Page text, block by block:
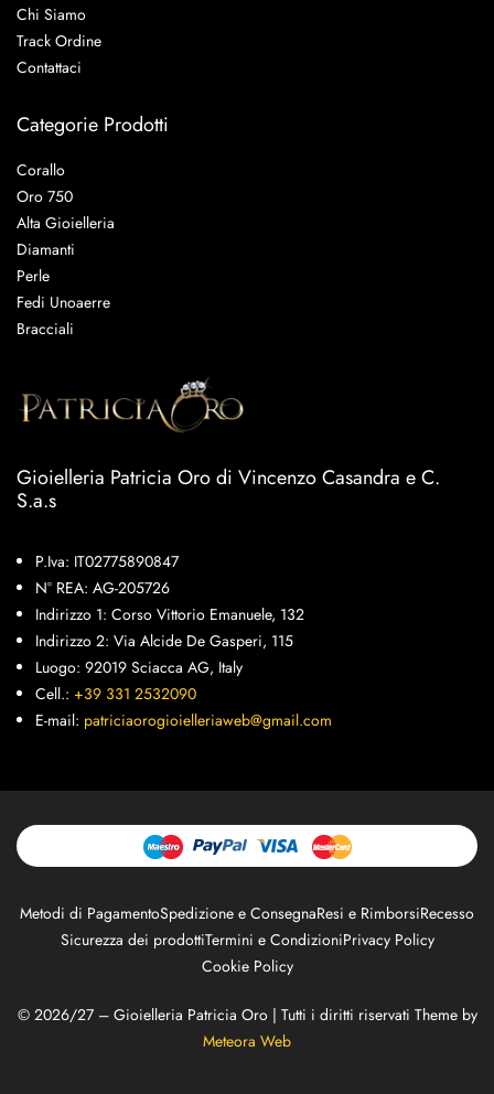
Gioielleria Patricia Oro di Vincenzo Casandra e C.
S.a.s
P.Iva: IT02775890847
N° REA: AG-205726
Indirizzo 1: Corso Vittorio Emanuele, 132
Indirizzo 2: Via Alcide De Gasperi, 115
Luogo: 92019 Sciacca AG, Italy
Cell.: +39 331 2532090
E-mail: patriciaorogioielleriaweb@gmail.com
Categorie Prodotti
Corallo
Oro 750
Alta Gioielleria
Diamanti
Perle
Fedi Unoaerre
Bracciali
Chi Siamo
Track Ordine
Contattaci
Metodi di PagamentoSpedizione e ConsegnaResi e RimborsiRecesso
Sicurezza dei prodottiTermini e CondizioniPrivacy Policy
Cookie Policy
© 2026/27 – Gioielleria Patricia Oro | Tutti i diritti riservati Theme by
Meteora Web